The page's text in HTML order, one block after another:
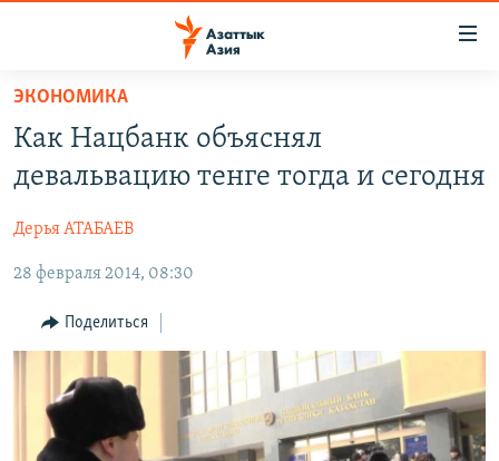
Вернуться
основному
содержанию
навигации
Вернутся
поиску
ЦЕНТРАЛЬНАЯ АЗИЯ
УЗБЕКИСТАН
ТАДЖИКИСТАН
НА ДРУГИХ ЯЗЫКАХ
ҚАЗАҚША
КЫРГЫЗЧА
ТОҶИКӢ
TÜRKMENÇE
Все сайты РСЕ/РС
ЭКОНОМИКА
Как Нацбанк объяснял
девальвацию тенге тогда и сегодня
Дерья АТАБАЕВ
28 февраля 2014, 08:30
Поделиться